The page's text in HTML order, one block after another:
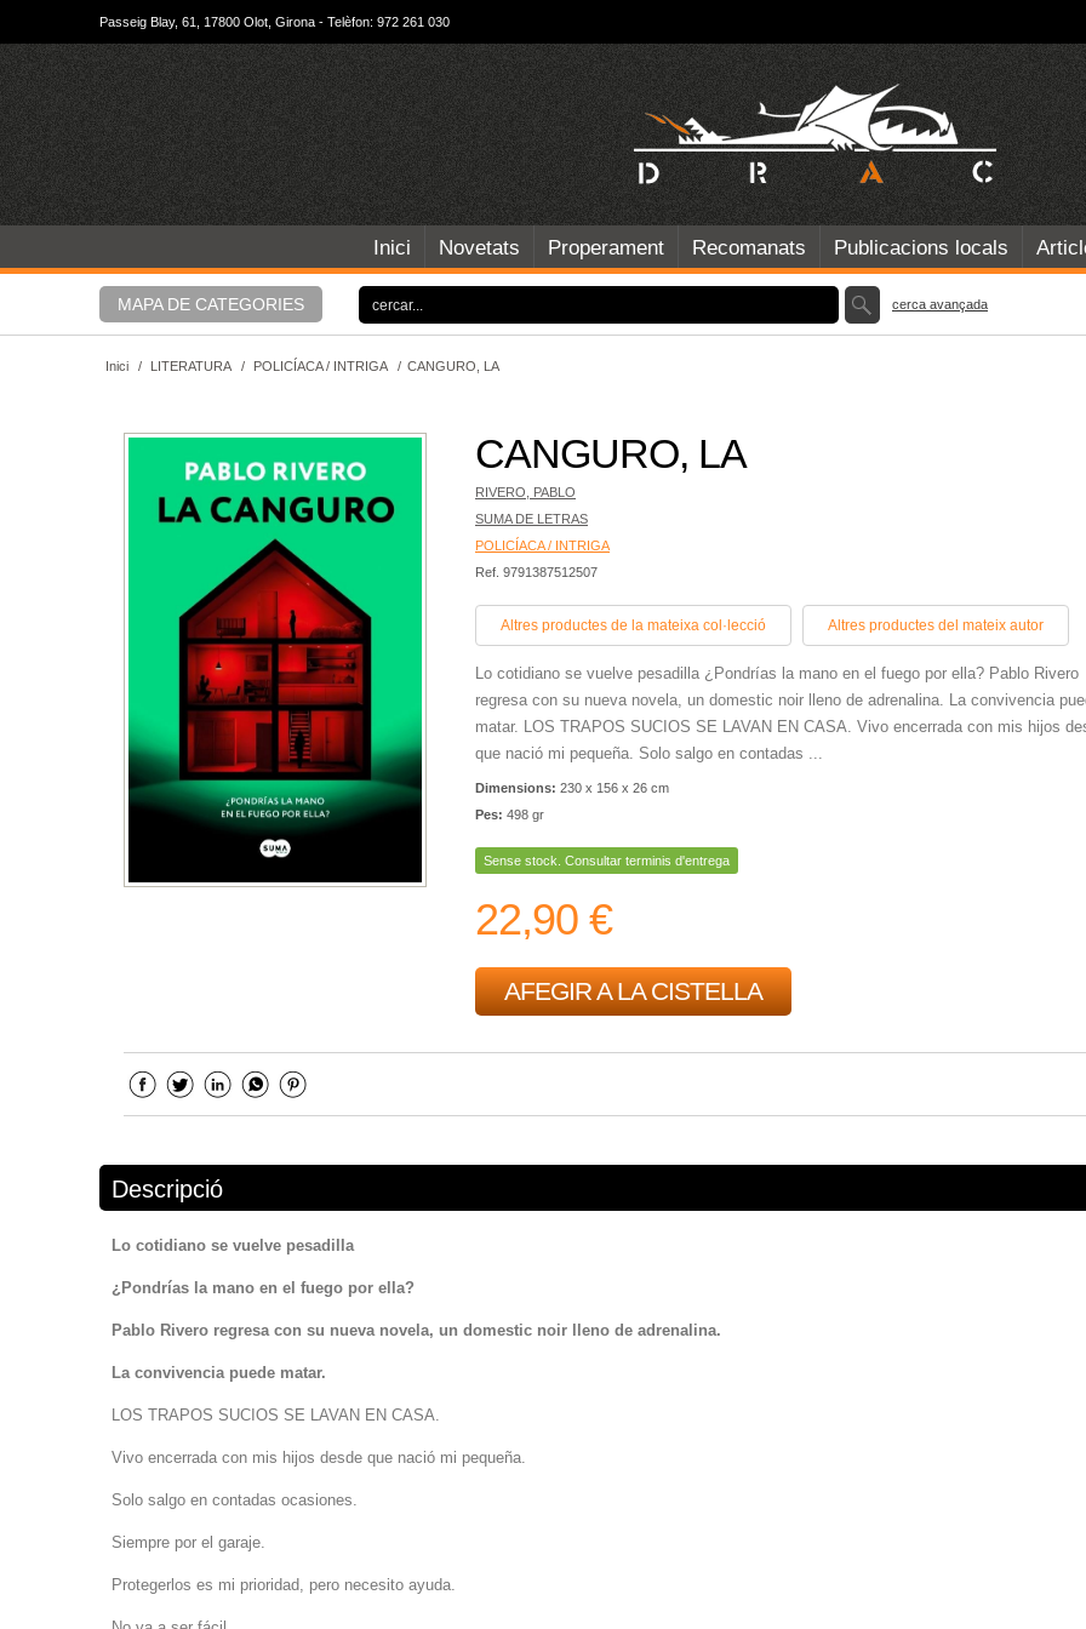
Passeig Blay, 61, 17800 Olot, Girona - Telèfon: 972 261 030
Inici Novetats Properament Recomanats Publicacions locals
MAPA DE CATEGORIES cerca avançada
Inici / LITERATURA / POLICÍACA / INTRIGA / CANGURO, LA
CANGURO, LA
RIVERO, PABLO
SUMA DE LETRAS
POLICÍACA / INTRIGA
Ref. 9791387512507
Altres productes de la mateixa col·lecció Altres productes del mateix autor
Lo cotidiano se vuelve pesadilla ¿Pondrías la mano en el fuego por ella? Pablo Rivero
regresa con su nueva novela, un domestic noir lleno de adrenalina. La convivencia
matar. LOS TRAPOS SUCIOS SE LAVAN EN CASA. Vivo encerrada con mis hijos
que nació mi pequeña. Solo salgo en contadas ...
Dimensions: 230 x 156 x 26 cm
Pes: 498 gr
Sense stock. Consultar terminis d'entrega
22,90 €
AFEGIR A LA CISTELLA
Descripció
Lo cotidiano se vuelve pesadilla
¿Pondrías la mano en el fuego por ella?
Pablo Rivero regresa con su nueva novela, un domestic noir lleno de adrenalina.
La convivencia puede matar.
LOS TRAPOS SUCIOS SE LAVAN EN CASA.
Vivo encerrada con mis hijos desde que nació mi pequeña.
Solo salgo en contadas ocasiones.
Siempre por el garaje.
Protegerlos es mi prioridad, pero necesito ayuda.